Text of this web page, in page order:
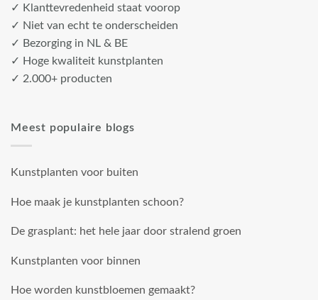
✓ Klanttevredenheid staat voorop
✓ Niet van echt te onderscheiden
✓ Bezorging in NL & BE
✓ Hoge kwaliteit kunstplanten
✓ 2.000+ producten
Meest populaire blogs
Kunstplanten voor buiten
Hoe maak je kunstplanten schoon?
De grasplant: het hele jaar door stralend groen
Kunstplanten voor binnen
Hoe worden kunstbloemen gemaakt?